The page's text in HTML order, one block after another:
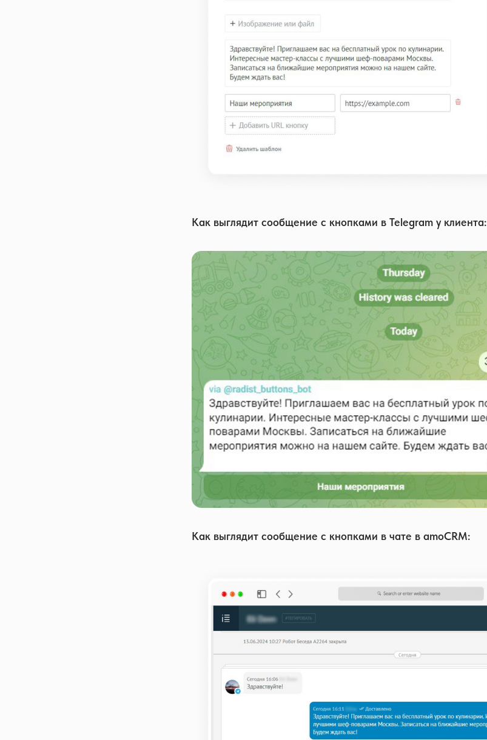
Как выглядит сообщение с кнопками в Telegram у клиента:
Как выглядит сообщение с кнопками в чате в amoCRM: